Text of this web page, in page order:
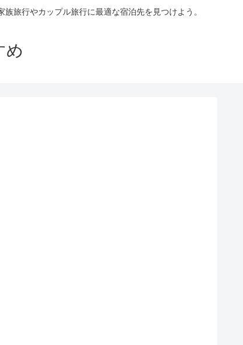
旅行やカップル旅行に最適な宿泊先を見つけよう。
め